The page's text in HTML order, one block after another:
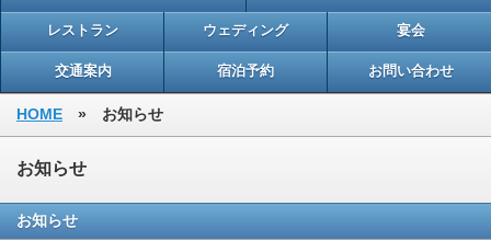
レストラン ウェディング 宴会
交通案内 宿泊予約 お問い合わせ
HOME » お知らせ
お知らせ
お知らせ